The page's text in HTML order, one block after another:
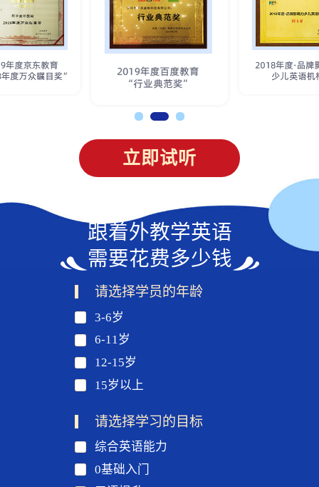
立即试听
跟着外教学英语
需要花费多少钱
请选择学员的年龄
3-6岁
6-11岁
12-15岁
15岁以上
请选择学习的目标
综合英语能力
0基础入门